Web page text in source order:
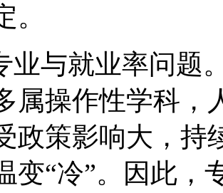
业与就业率问题
属操作性学科，
政策影响大，持
变“冷”。因此，